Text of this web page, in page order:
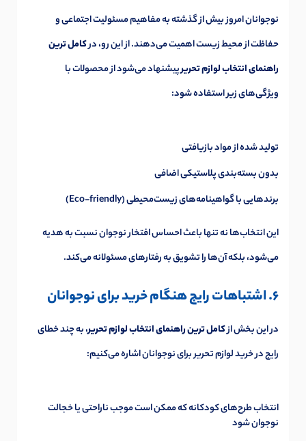
نوجوانان امروز بیش از گذشته به مفاهیم مسئولیت اجتماعی و
حفاظت از محیط زیست اهمیت می‌دهند. از این رو، درکامل ترین
راهنمای انتخاب لوازم تحریرپیشنهاد می‌شود از محصولات با
ویژگی‌های زیر استفاده شود:
تولید شده از مواد بازیافتی
بدون بسته‌بندی پلاستیکی اضافی
برندهایی با گواهینامه‌های زیست‌محیطی (Eco-friendly)
این انتخاب‌ها نه تنها باعث احساس افتخار نوجوان نسبت به هدیه
می‌شود، بلکه آن‌ها را تشویق به رفتارهای مسئولانه می‌کند.
6. اشتباهات رایج هنگام خرید برای نوجوانان
در این بخش ازکامل ترین راهنمای انتخاب لوازم تحریر، به چند خطای
رایج در خرید لوازم تحریر برای نوجوانان اشاره می‌کنیم:
انتخاب طرح‌های کودکانه که ممکن است موجب ناراحتی یا خجالت
نوجوان شود